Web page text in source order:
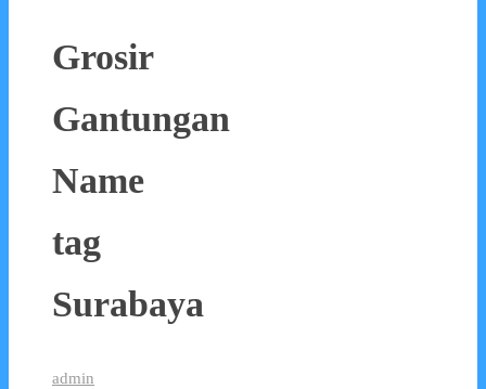
Grosir
Gantungan
Name
tag
Surabaya
admin